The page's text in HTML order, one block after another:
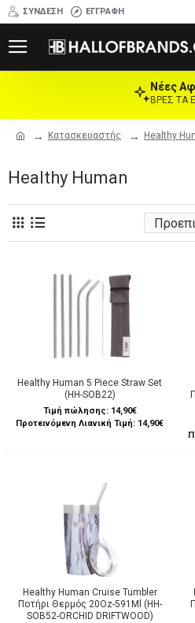
ΣΎΝΔΕΣΗ ΕΓΓΡΑΦΉ
Κατασκευαστής Healthy
Νέες
ΒΡΕΣ ΤΑ
Healthy Human
Healthy Human 5 Piece Straw Set
(HH-SOB22)
Τιμή πώλησης: 14,90€
Προτεινόμενη Λιανική Τιμή: 14,90€
Healthy Human Cruise Tumbler
Ποτήρι Θερμός 20Oz-591Ml (HH-
SOB52-ORCHID DRIFTWOOD)